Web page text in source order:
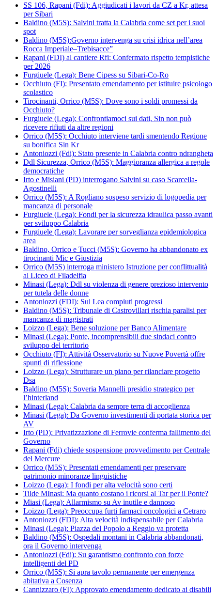
SS 106, Rapani (Fdi): Aggiudicati i lavori da CZ a Kr, attesa
per Sibari
Baldino (M5S): Salvini tratta la Calabria come set per i suoi
spot
Baldino (M5S):Governo intervenga su crisi idrica nell’area
Rocca Imperiale–Trebisacce”
Rapani (FDI) al cantiere Rfi: Confermato rispetto tempistiche
per 2026
Furgiuele (Lega): Bene Cipess su Sibari-Co-Ro
Occhiuto (FI): Presentato emendamento per istituire psicologo
scolastico
Tirocinanti, Orrico (M5S): Dove sono i soldi promessi da
Occhiuto?
Furgiuele (Lega): Confrontiamoci sui dati, Sin non può
ricevere rifiuti da altre regioni
Orrico (M5S): Occhiuto interviene tardi smentendo Regione
su bonifica Sin Kr
Antoniozzi (Fdi): Stato presente in Calabria contro ndrangheta
Ddl Sicurezza, Orrico (M5S): Maggioranza allergica a regole
democratiche
Irto e Misiani (PD) interrogano Salvini su caso Scarcella-
Agostinelli
Orrico (M5S): A Rogliano sospeso servizio di logopedia per
mancanza di personale
Furgiuele (Lega): Fondi per la sicurezza idraulica passo avanti
per sviluppo Calabria
Furgiuele (Lega): Lavorare per sorveglianza epidemiologica
area
Baldino, Orrico e Tucci (M5S): Governo ha abbandonato ex
tirocinanti Mic e Giustizia
Orrico (M5S) interroga ministero Istruzione per conflittualità
al Liceo di Filadelfia
Minasi (Lega): Ddl su violenza di genere prezioso intervento
per tutela delle donne
Antoniozzi (FDI): Sui Lea compiuti progressi
Baldino (M5S): Tribunale di Castrovillari rischia paralisi per
mancanza di magistrati
Loizzo (Lega): Bene soluzione per Banco Alimentare
Minasi (Lega): Ponte, incomprensibili due sindaci contro
sviluppo del territorio
Occhiuto (FI): Attività Osservatorio su Nuove Povertà offre
spunti di riflessione
Loizzo (Lega): Strutturare un piano per rilanciare progetto
Dsa
Baldino (M5S): Soveria Mannelli presidio strategico per
l’hinterland
Minasi (Lega): Calabria da sempre terra di accoglienza
Minasi (Lega): Da Governo investimenti di portata storica per
AV
Irto (PD): Privatizzazione di Ferrovie conferma fallimento del
Governo
Rapani (Fdi) chiede sospensione provvedimento per Centrale
del Mercure
Orrico (M5S): Presentati emendamenti per preservare
patrimonio minoranze linguistiche
Loizzo (Lega): I fondi per alta velocità sono certi
Tilde MInasi: Ma quanto costano i ricorsi al Tar per il Ponte?
Miasi (Lega): Allarmismo su Av inutile e dannoso
Loizzo (Lega): Preoccupa furti farmaci oncologici a Cetraro
Antoniozzi (FDI): Alta velocità indispensabile per Calabria
Minasi (Lega): Piazza del Popolo a Reggio va protetta
Baldino (M5S): Ospedali montani in Calabria abbandonati,
ora il Governo intervenga
Antoniozzi (Fdi): Su garantismo confronto con forze
intelligenti del PD
Orrico (M5S): Si apra tavolo permanente per emergenza
abitativa a Cosenza
Cannizzaro (FI): Approvato emendamento dedicato ai disabili